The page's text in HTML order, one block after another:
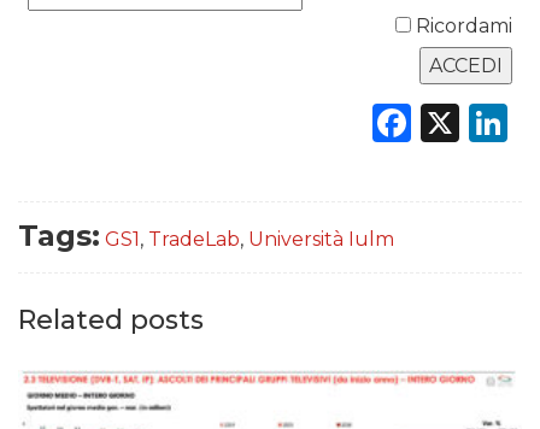
TREND
Ricordami
X
Tags: GS1 , TradeLab, Università Iulm
Related posts